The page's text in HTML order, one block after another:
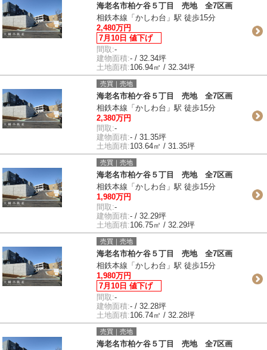
海老名市柏ケ谷５丁目 売地 全7区画
相鉄本線「かしわ台」駅 徒歩15分
2,480万円
7月10日 値下げ
間取:-
建物面積:- / 32.34坪
土地面積:106.94㎡ / 32.34坪
売買｜売地
海老名市柏ケ谷５丁目 売地 全7区画
相鉄本線「かしわ台」駅 徒歩15分
2,380万円
間取:-
建物面積:- / 31.35坪
土地面積:103.64㎡ / 31.35坪
売買｜売地
海老名市柏ケ谷５丁目 売地 全7区画
相鉄本線「かしわ台」駅 徒歩15分
1,980万円
間取:-
建物面積:- / 32.29坪
土地面積:106.75㎡ / 32.29坪
売買｜売地
海老名市柏ケ谷５丁目 売地 全7区画
相鉄本線「かしわ台」駅 徒歩15分
1,980万円
7月10日 値下げ
間取:-
建物面積:- / 32.28坪
土地面積:106.74㎡ / 32.28坪
売買｜売地
海老名市柏ケ谷５丁目 売地 全7区画